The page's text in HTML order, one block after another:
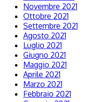
Novembre 2021
Ottobre 2021
Settembre 2021
Agosto 2021
Luglio 2021
Giugno 2021
Maggio 2021
Aprile 2021
Marzo 2021
Febbraio 2021